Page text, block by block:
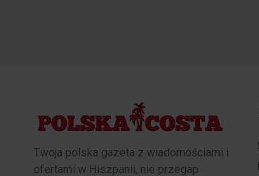
Twoja polska gazeta z wiadomościami i
ofertami w Hiszpanii, nie przegap